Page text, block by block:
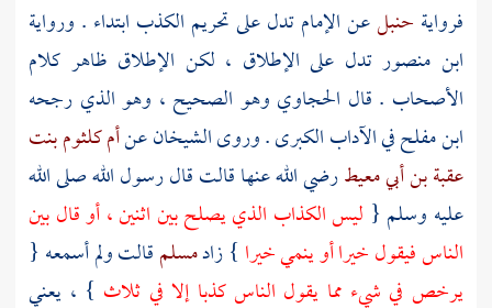
فرواية حنبلعن الإمام تدل على تحريم الكذب ابتداء . ورواية
ابن منصورتدل على الإطلاق ، لكن الإطلاق ظاهر كلام
الأصحاب . قال الحجاوي وهو الصحيح ، وهو الذي رجحه
ابن مفلحفي الآداب الكبرى . وروى الشيخان عنأم كلثوم بنت
عقبة بن أبي معيطرضي الله عنها قالت قال رسول الله صلى الله
عليه وسلم { ليس الكذاب الذي يصلح بين اثنين ، أو قال بين
الناس فيقول خيرا أو ينمي خيرا } زادمسلمقالت ولم أسمعه {
يرخص في شيء مما يقول الناس كذبا إلا في ثلاث } ، يعني